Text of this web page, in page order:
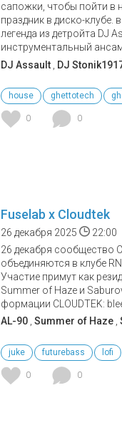
сапожки, чтобы пойти в
праздник в диско-клубе.
легенда из детройта DJ
инструментальный
DJ Assault , DJ
house ghettotech
0 0
Fuselab x Cloudtek
26 декабря 2025
22:00
26 декабря сообщество
объединяются в клубе
Участие примут как
Summer of Haze и
формации CLOUDTEK:
AL-90 , Summer of Haze ,
juke futurebass lofi
0 0